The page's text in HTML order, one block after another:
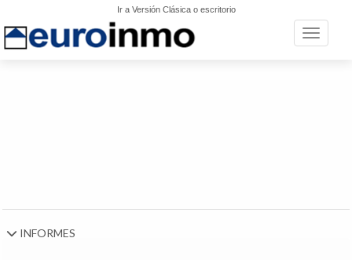
Ir a Versión Clásica o escritorio
Toggle
INFORMES